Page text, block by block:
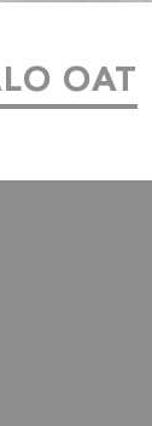
OAT